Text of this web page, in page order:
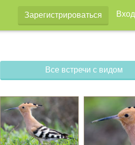
Зарегистрироваться Вход
Все встречи с видом